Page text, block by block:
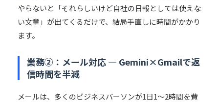
やらないと「それらしいけど自社の日報としては使えな
い文章」が出てくるだけで、結局手直しに時間がかかり
ます。
業務②：メール対応 — Gemini×Gmailで返
信時間を半減
メールは、多くのビジネスパーソンが1日1〜2時間を費